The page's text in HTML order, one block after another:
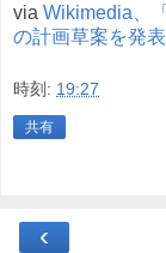
via Wikimedia、
の計画草案を発
時刻: 19:27
共有
‹